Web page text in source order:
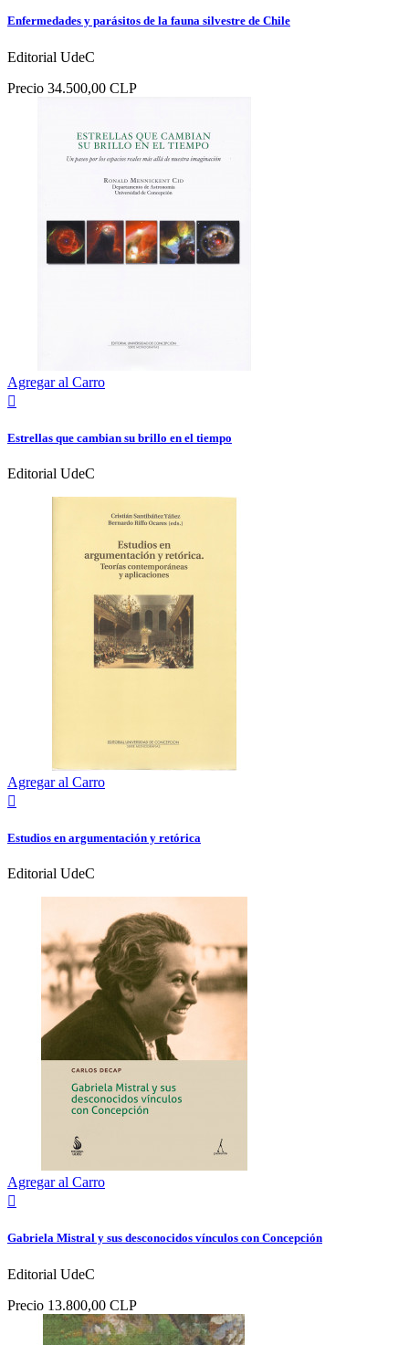
Enfermedades y parásitos de la fauna silvestre de Chile
Editorial UdeC
Precio 34.500,00 CLP
Agregar al Carro

Estrellas que cambian su brillo en el tiempo
Editorial UdeC
Agregar al Carro

Estudios en argumentación y retórica
Editorial UdeC
Agregar al Carro

Gabriela Mistral y sus desconocidos vínculos con Concepción
Editorial UdeC
Precio 13.800,00 CLP